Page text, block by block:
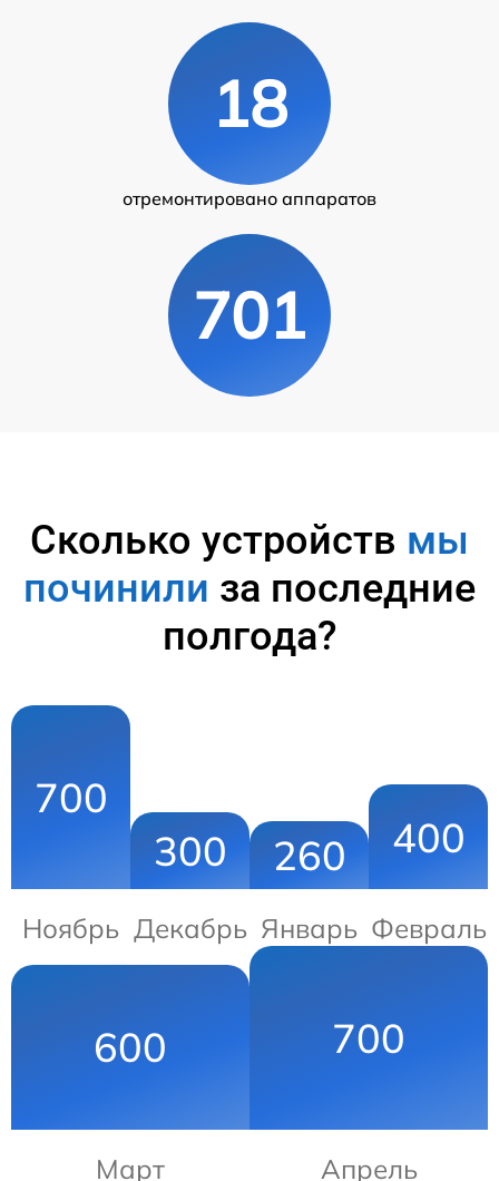
18
отремонтировано аппаратов
701
Сколько устройств мы
починили за последние
полгода?
700
Ноябрь
300
Декабрь
260
Январь
400
Февраль
600
Март
700
Апрель